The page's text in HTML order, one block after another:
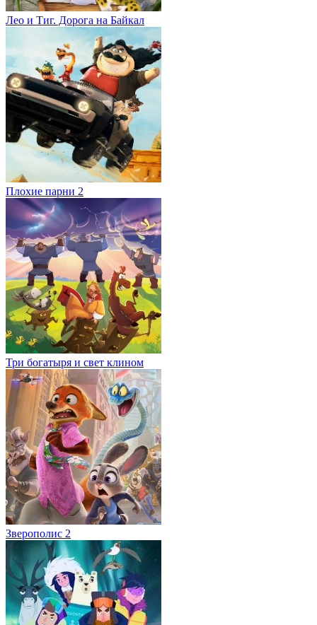
Лео и Тиг. Дорога на Байкал
Плохие парни 2
Три богатыря и свет клином
Зверополис 2